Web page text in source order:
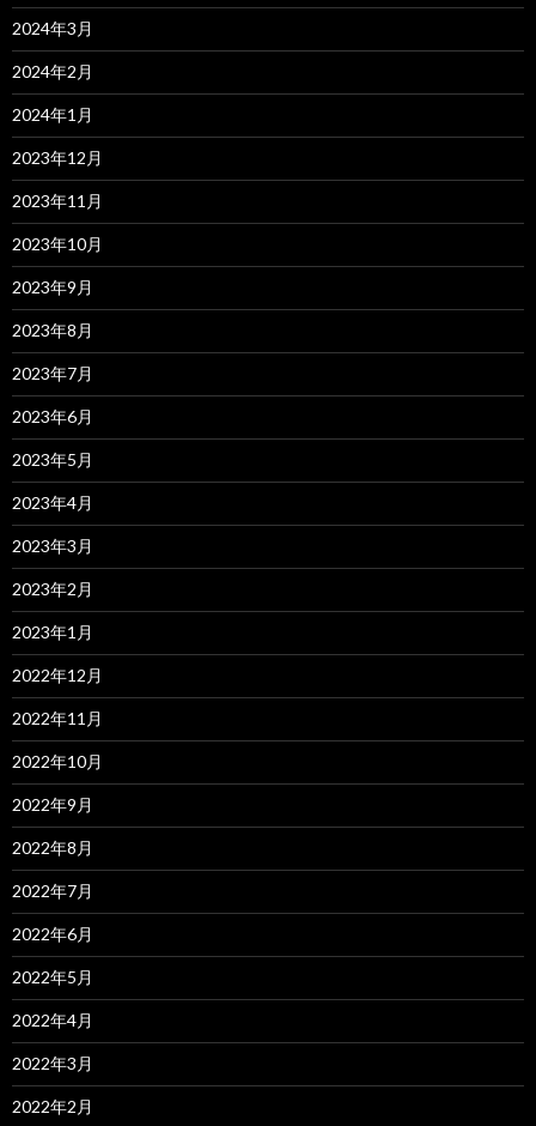
2024年3月
2024年2月
2024年1月
2023年12月
2023年11月
2023年10月
2023年9月
2023年8月
2023年7月
2023年6月
2023年5月
2023年4月
2023年3月
2023年2月
2023年1月
2022年12月
2022年11月
2022年10月
2022年9月
2022年8月
2022年7月
2022年6月
2022年5月
2022年4月
2022年3月
2022年2月